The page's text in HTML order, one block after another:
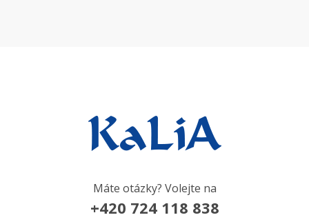
Máte otázky? Volejte na
+420 724 118 838